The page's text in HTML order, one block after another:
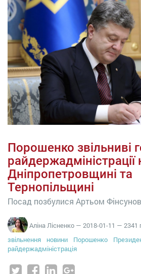
Порошенко звільниві
райдержадміністрації
Дніпропетровщині та
Тернопільщині
Посад позбулися Артьом
Аліна Лісненко — 2018-01-11 — 2341
звільнення
новини Порошенко
райдержадміністрація